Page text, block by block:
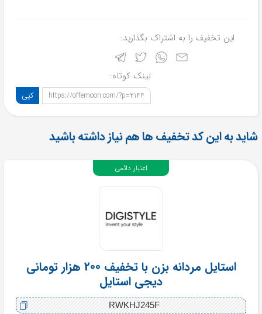
این تخفیف را به اشتراک بگذارید:
لینک کوتاه:
https://offemoon.com/?p=2144 کپی
شاید به این کد تخفیف ها هم نیاز داشته باشید
استایل مردانه بزن با تخفیف 200 هزار تومانی
دیجی استایل
RWKHJ245F
اعتبار دائمی